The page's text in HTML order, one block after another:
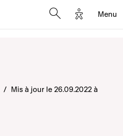
Options
Menu
/ Mis à jour le 26.09.2022 à